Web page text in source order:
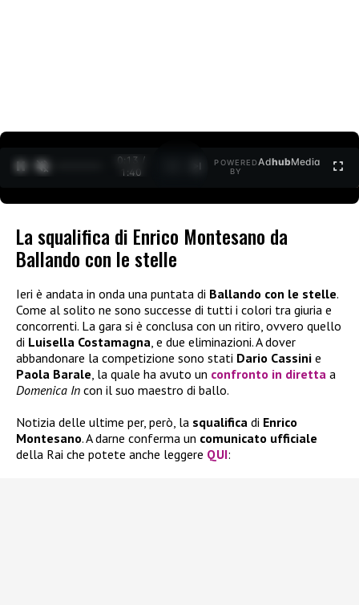
0:14 /
1:40
POWERED
BY
AdhubMedia
La squalifica di Enrico Montesano da
Ballando con le stelle
Ieri è andata in onda una puntata di Ballando con le stelle.
Come al solito ne sono successe di tutti i colori tra giuria e
concorrenti. La gara si è conclusa con un ritiro, ovvero quello
di Luisella Costamagna, e due eliminazioni. A dover
abbandonare la competizione sono stati Dario Cassini e
Paola Barale, la quale ha avuto un confronto in diretta a
Domenica In con il suo maestro di ballo.
Notizia delle ultime per, però, la squalifica di Enrico
Montesano. A darne conferma un comunicato ufficiale
della Rai che potete anche leggere QUI: